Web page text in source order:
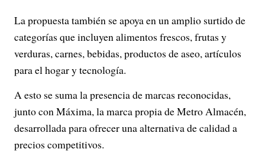
La propuesta también se apoya en un amplio surtido de
categorías que incluyen alimentos frescos, frutas y
verduras, carnes, bebidas, productos de aseo, artículos
para el hogar y tecnología.
A esto se suma la presencia de marcas reconocidas,
junto con Máxima, la marca propia de Metro Almacén,
desarrollada para ofrecer una alternativa de calidad a
precios competitivos.